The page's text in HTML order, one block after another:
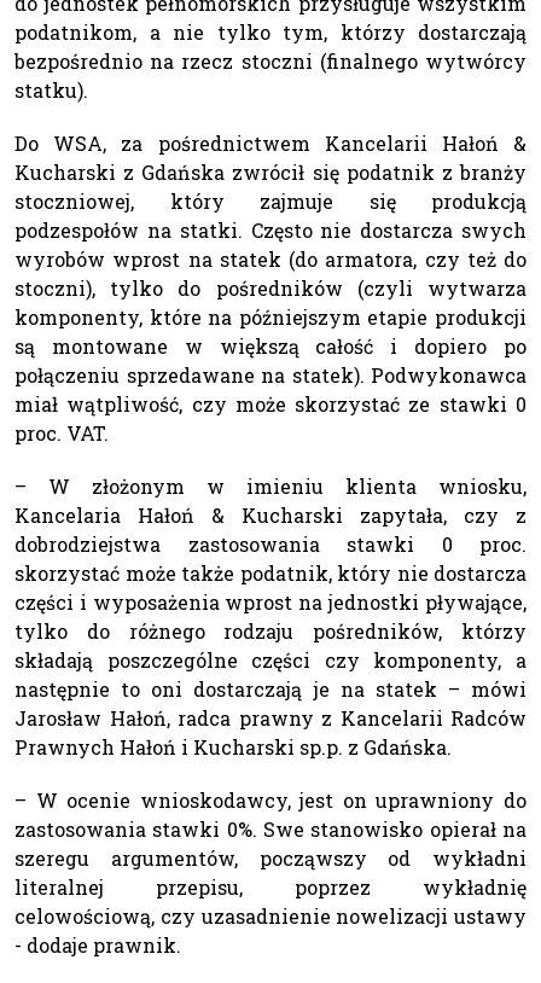
podatnikom, a nie tylko tym, którzy dostarczają
bezpośrednio na rzecz stoczni (finalnego wytwórcy
statku).
Do WSA, za pośrednictwem Kancelarii Hałoń &
Kucharski z Gdańska zwrócił się podatnik z branży
stoczniowej, który zajmuje się produkcją
podzespołów na statki. Często nie dostarcza swych
wyrobów wprost na statek (do armatora, czy też do
stoczni), tylko do pośredników (czyli wytwarza
komponenty, które na późniejszym etapie produkcji
są montowane w większą całość i dopiero po
połączeniu sprzedawane na statek). Podwykonawca
miał wątpliwość, czy może skorzystać ze stawki 0
proc. VAT.
– W złożonym w imieniu klienta wniosku,
Kancelaria Hałoń & Kucharski zapytała, czy z
dobrodziejstwa zastosowania stawki 0 proc.
skorzystać może także podatnik, który nie dostarcza
części i wyposażenia wprost na jednostki pływające,
tylko do różnego rodzaju pośredników, którzy
składają poszczególne części czy komponenty, a
następnie to oni dostarczają je na statek – mówi
Jarosław Hałoń, radca prawny z Kancelarii Radców
Prawnych Hałoń i Kucharski sp.p. z Gdańska.
– W ocenie wnioskodawcy, jest on uprawniony do
zastosowania stawki 0%. Swe stanowisko opierał na
szeregu argumentów, począwszy od wykładni
literalnej przepisu, poprzez wykładnię
celowościową, czy uzasadnienie nowelizacji ustawy
- dodaje prawnik.